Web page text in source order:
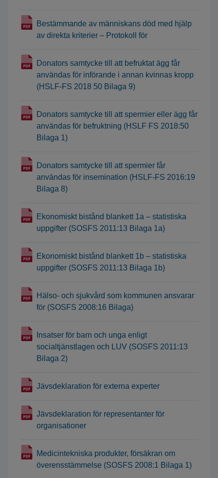
Bestämmande av människans död med hjälp
av direkta kriterier – Protokoll för
Donators samtycke till att befruktat ägg får
användas för införande i annan kvinnas kropp
(HSLF-FS 2018 50 Bilaga 9)
Donators samtycke till att spermier eller ägg får
användas för befruktning (HSLF FS 2018:50
Bilaga 1)
Donators samtycke till att spermier får
användas för insemination (HSLF-FS 2016:19
Bilaga 8)
Ekonomiskt bistånd blankett 1a – statistiska
uppgifter (SOSFS 2011:13 Bilaga 1a)
Ekonomiskt bistånd blankett 1b – statistiska
uppgifter (SOSFS 2011:13 Bilaga 1b)
Hälso- och sjukvård som kommunen ansvarar
för (SOSFS 2008:16 Bilaga)
Insatser för barn och unga enligt
socialtjänstlagen och LUV (SOSFS 2011:13
Bilaga 2)
Jävsdeklaration för externa experter
Jävsdeklaration för representanter för
organisationer
Medicintekniska produkter, försäkran om
överensstämmelse (SOSFS 2008:1 Bilaga 1)